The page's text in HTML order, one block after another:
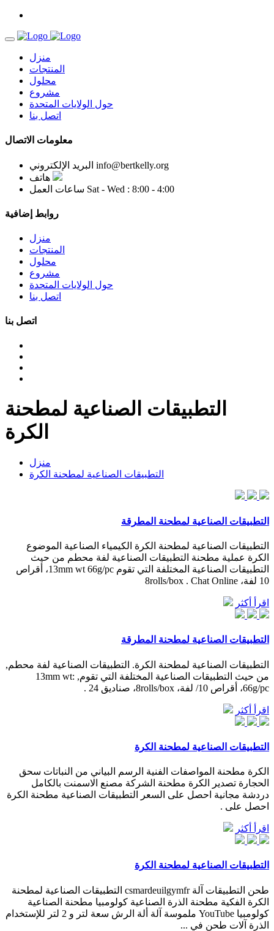
منزل
المنتجات
محلول
مشروع
حول الولايات المتحدة
اتصل بنا
معلومات الاتصال
البريد الإلكتروني info@bertkelly.org
هاتف
ساعات العمل Sat - Wed : 8:00 - 4:00
روابط إضافية
منزل
المنتجات
محلول
مشروع
حول الولايات المتحدة
اتصل بنا
اتصل بنا
التطبيقات الصناعية لمطحنة
الكرة
منزل
التطبيقات الصناعية لمطحنة الكرة
التطبيقات الصناعية لمطحنة المطرقة
التطبيقات الصناعية لمطحنة الكرة الكيمياء الصناعية الموضوع
الكرة عملية مطحنة التطبيقات الصناعية لفة محطم من حيث
التطبيقات الصناعية المختلفة التي تقوم 13mm wt 66g/pc، أقراص
10 لفة، 8rolls/box . Chat Online
اقرأ أكثر
التطبيقات الصناعية لمطحنة المطرقة
التطبيقات الصناعية لمطحنة الكرة. التطبيقات الصناعية لفة محطم,
من حيث التطبيقات الصناعية المختلفة التي تقوم, 13mm wt:
66g/pc، أقراص 10/ لفة، 8rolls/box، صناديق 24 .
اقرأ أكثر
التطبيقات الصناعية لمطحنة الكرة
الكرة مطحنة المواصفات الفنية الرسم البياني من النباتات سحق
الحجارة تصدير الكرة مطحنة الشركة مصنع الاسمنت بالكامل
دردشة مجانية احصل على السعر التطبيقات الصناعية مطحنة الكرة
احصل على .
اقرأ أكثر
التطبيقات الصناعية لمطحنة الكرة
طحن التطبيقات آلة csmardeuilgymfr التطبيقات الصناعية لمطحنة
الكرة الفكية مطحنة الذرة الصناعية كولومبيا مطحنة الصناعية
كولومبيا YouTube ملموسة آلة ألة الرش سعة لتر و 2 لتر للإستخدام
الذرة آلات طحن في ...